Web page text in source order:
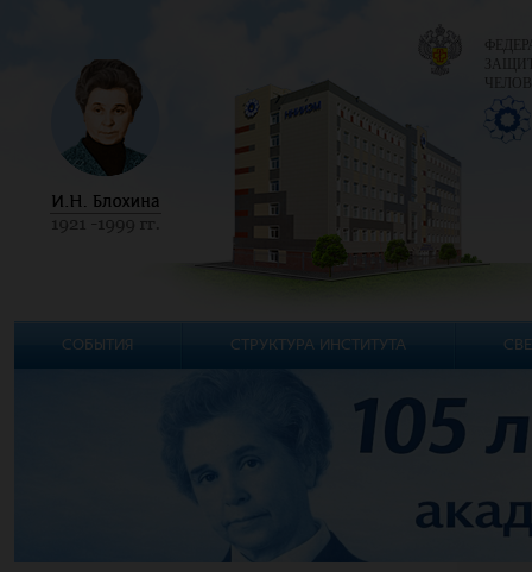
СОБЫТИЯ СТРУКТУРА ИНСТИТУТА